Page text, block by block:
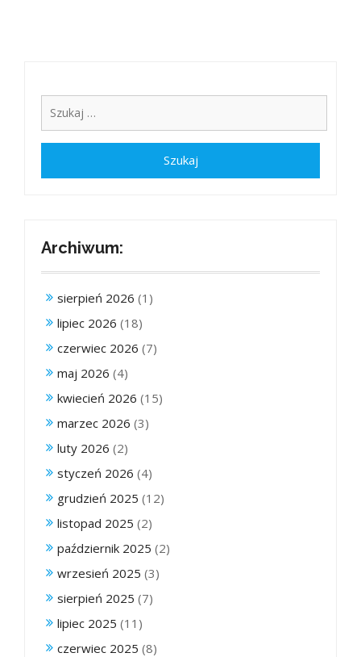
Archiwum:
sierpień 2026 (1)
lipiec 2026 (18)
czerwiec 2026 (7)
maj 2026 (4)
kwiecień 2026 (15)
marzec 2026 (3)
luty 2026 (2)
styczeń 2026 (4)
grudzień 2025 (12)
listopad 2025 (2)
październik 2025 (2)
wrzesień 2025 (3)
sierpień 2025 (7)
lipiec 2025 (11)
czerwiec 2025 (8)